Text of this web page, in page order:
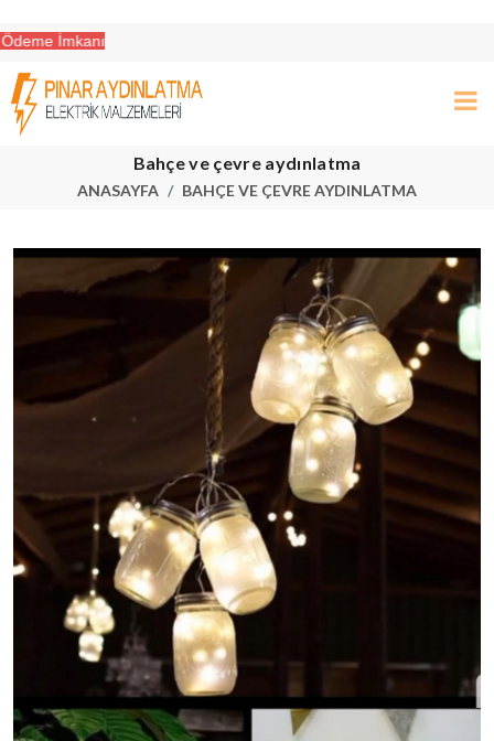
Bahçe ve çevre aydınlatma
ANASAYFA BAHÇE VE ÇEVRE AYDINLATMA